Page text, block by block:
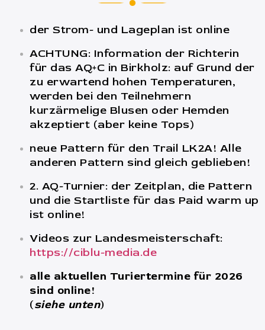
der Strom- und Lageplan ist online
ACHTUNG: Information der Richterin
für das AQ+C in Birkholz: auf Grund der
zu erwartend hohen Temperaturen,
werden bei den Teilnehmern
kurzärmelige Blusen oder Hemden
akzeptiert (aber keine Tops)
neue Pattern für den Trail LK2A! Alle
anderen Pattern sind gleich geblieben!
2. AQ-Turnier: der Zeitplan, die Pattern
und die Startliste für das Paid warm up
ist online!
Videos zur Landesmeisterschaft:
https://ciblu-media.de
alle aktuellen Turiertermine für 2026
sind online!
(siehe unten)